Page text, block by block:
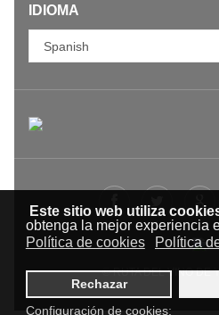
Este sitio web utiliza
obtenga la mejor experiencia
Política de cookies
Política
Rechazar
Configuración de cookies:
IDIOMA
© RUTA DEL VINO DE